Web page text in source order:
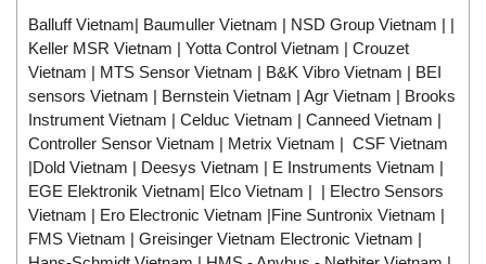
Balluff Vietnam| Baumuller Vietnam | NSD Group Vietnam | |
Keller MSR Vietnam | Yotta Control Vietnam | Crouzet
Vietnam | MTS Sensor Vietnam | B&K Vibro Vietnam | BEI
sensors Vietnam | Bernstein Vietnam | Agr Vietnam | Brooks
Instrument Vietnam | Celduc Vietnam | Canneed Vietnam |
Controller Sensor Vietnam | Metrix Vietnam | CSF Vietnam
|Dold Vietnam | Deesys Vietnam | E Instruments Vietnam |
EGE Elektronik Vietnam| Elco Vietnam | | Electro Sensors
Vietnam | Ero Electronic Vietnam |Fine Suntronix Vietnam |
FMS Vietnam | Greisinger Vietnam Electronic Vietnam |